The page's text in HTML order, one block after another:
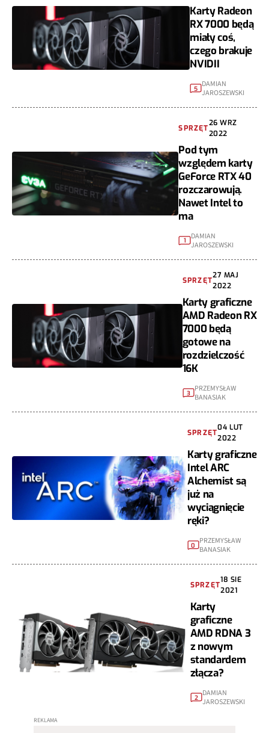
Karty Radeon
RX 7000 będą
miały coś,
czego brakuje
NVIDII
5
DAMIAN
JAROSZEWSKI
SPRZĘT
26 WRZ
2022
Pod tym
względem karty
GeForce RTX 40
rozczarowują.
Nawet Intel to
ma
1
DAMIAN
JAROSZEWSKI
SPRZĘT
27 MAJ
2022
Karty graficzne
AMD Radeon RX
7000 będą
gotowe na
rozdzielczość
16K
3 PRZEMYSŁAW
BANASIAK
SPRZĘT
04 LUT
2022
Karty graficzne
Intel ARC
Alchemist są
już na
wyciągnięcie
ręki?
0
PRZEMYSŁAW
BANASIAK
SPRZĘT
18 SIE
2021
Karty
graficzne
AMD RDNA 3
z nowym
standardem
złącza?
2 DAMIAN
JAROSZEWSKI